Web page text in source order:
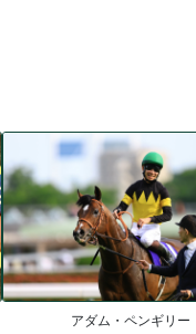
アダム・ペンギリー